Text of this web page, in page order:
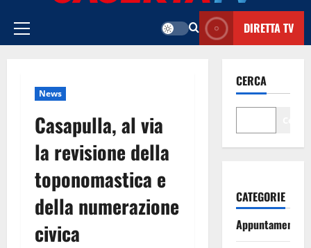
Menu
DIRETTA TV
News
Casapulla, al via
la revisione della
toponomastica e
della numerazione
civica
CERCA
CATEGORIE
Appuntamenti